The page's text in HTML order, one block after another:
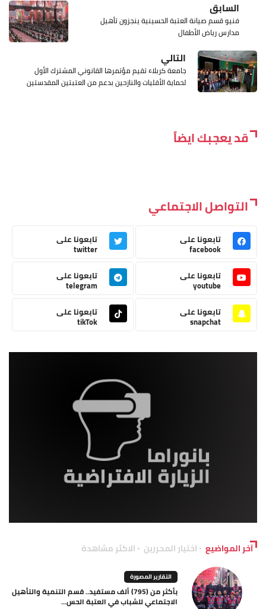
السابق
فنيو قسم صيانة العتبة الحسينية ينجزون تأهيل
مدارس رياض الأطفال
التالي
جامعة كربلاء تقيم مؤتمرها القانوني المشترك الأول
لحماية الأقليات والنازحين بدعم من العتبتين المقدستين
قد يعجبك ايضاً
التواصل الاجتماعي
تابعونا على
facebook
تابعونا على
twitter
تابعونا على
youtube
تابعونا على
telegram
تابعونا على
snapchat
تابعونا على
tikTok
آخر المواضيع اختيار المحررين الاكثر مشاهدة
التقارير المصورة
بأكثر من (795) ألف مستفيد.. قسم التنمية والتأهيل
الاجتماعي للشباب في العتبة الحس...